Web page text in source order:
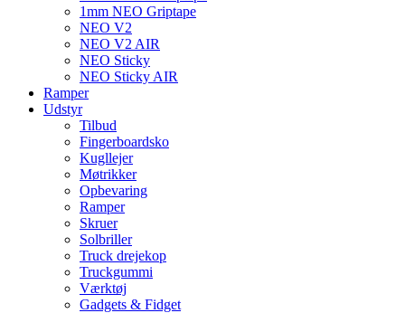
1mm NEO Griptape
NEO V2
NEO V2 AIR
NEO Sticky
NEO Sticky AIR
Ramper
Udstyr
Tilbud
Fingerboardsko
Kugllejer
Møtrikker
Opbevaring
Ramper
Skruer
Solbriller
Truck drejekop
Truckgummi
Værktøj
Gadgets & Fidget